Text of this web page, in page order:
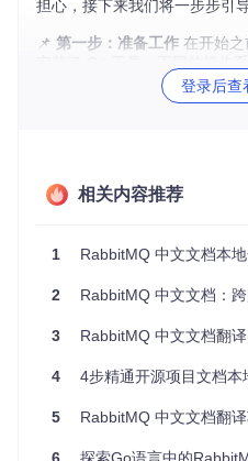
担心，接下来我们将一步步引
📌 第一步：准备工作 在开始
例如在 Ubuntu 系统中可以通
命令进行安装，而在
cd RabbitMQ_into_Chinese
📌第四步：安装 Markdown
ora、VS Code 等。这些工具
登录后查
相关内容推荐
1 RabbitMQ 中文文档本地化：
2 RabbitMQ 中文文档：跨
3 RabbitMQ 中文文档翻译实战
4 4步精通开源项目文档
5 RabbitMQ 中文文档翻